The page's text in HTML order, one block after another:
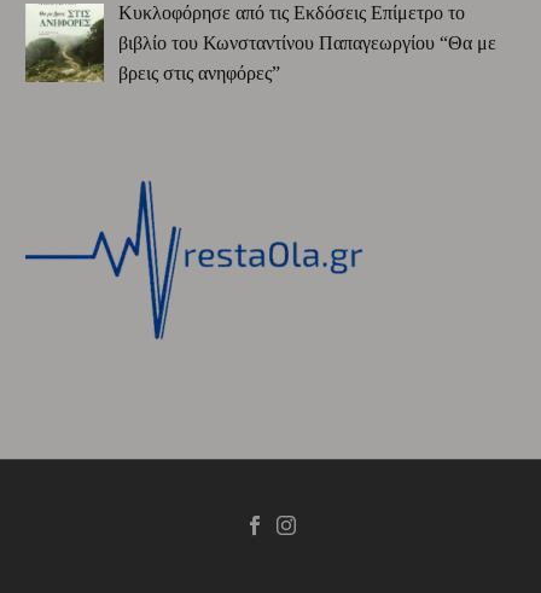
Κυκλοφόρησε από τις Εκδόσεις Επίμετρο το
βιβλίο του Κωνσταντίνου Παπαγεωργίου “Θα με
βρεις στις ανηφόρες”